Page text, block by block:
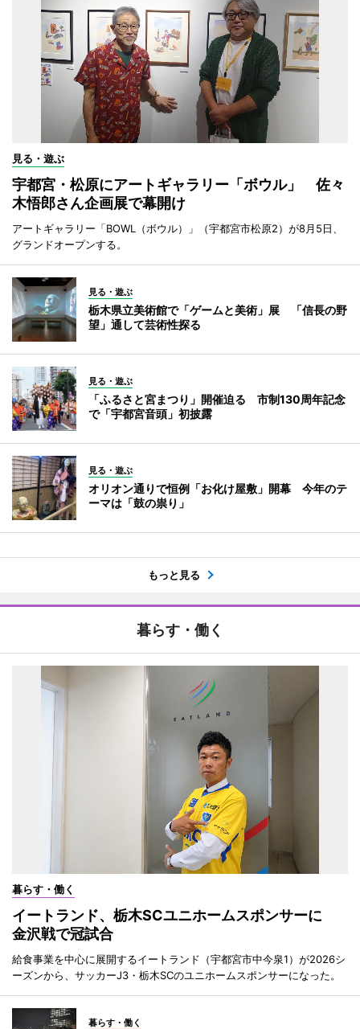
見る・遊ぶ
宇都宮・松原にアートギャラリー「ボウル」 佐々
木悟郎さん企画展で幕開け
アートギャラリー「BOWL（ボウル）」（宇都宮市松原2）が8月5日、
グランドオープンする。
見る・遊ぶ
栃木県立美術館で「ゲームと美術」展 「信長の野
望」通して芸術性探る
見る・遊ぶ
「ふるさと宮まつり」開催迫る 市制130周年記念
で「宇都宮音頭」初披露
見る・遊ぶ
オリオン通りで恒例「お化け屋敷」開幕 今年のテ
ーマは「鼓の祟り」
もっと見る
暮らす・働く
暮らす・働く
イートランド、栃木SCユニホームスポンサーに
金沢戦で冠試合
給食事業を中心に展開するイートランド（宇都宮市中今泉1）が2026シ
ーズンから、サッカーJ3・栃木SCのユニホームスポンサーになった。
暮らす・働く